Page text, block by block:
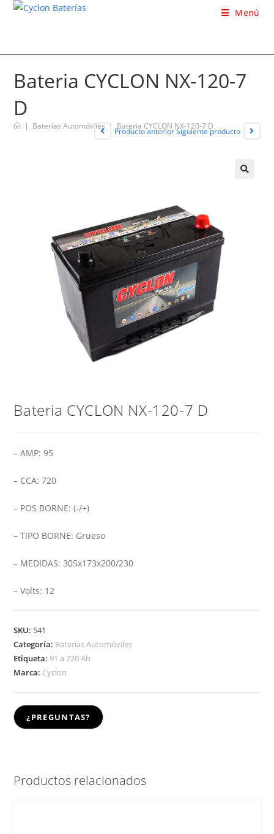
Menú
Bateria CYCLON NX-120-7
D
| Baterías Automóviles | Bateria CYCLON NX-120-7 D
Producto anterior Siguiente producto
Bateria CYCLON NX-120-7 D
– AMP: 95
– CCA: 720
– POS BORNE: (-/+)
– TIPO BORNE: Grueso
– MEDIDAS: 305x173x200/230
– Volts: 12
SKU: 541
Categoría: Baterías Automóviles
Etiqueta: 91 a 220 Ah
Marca: Cyclon
Productos relacionados